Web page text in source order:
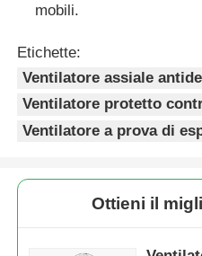
mobili.
Etichette:
Ventilatore assiale
Ventilatore protetto
Ventilatore a prova di
Ottieni il